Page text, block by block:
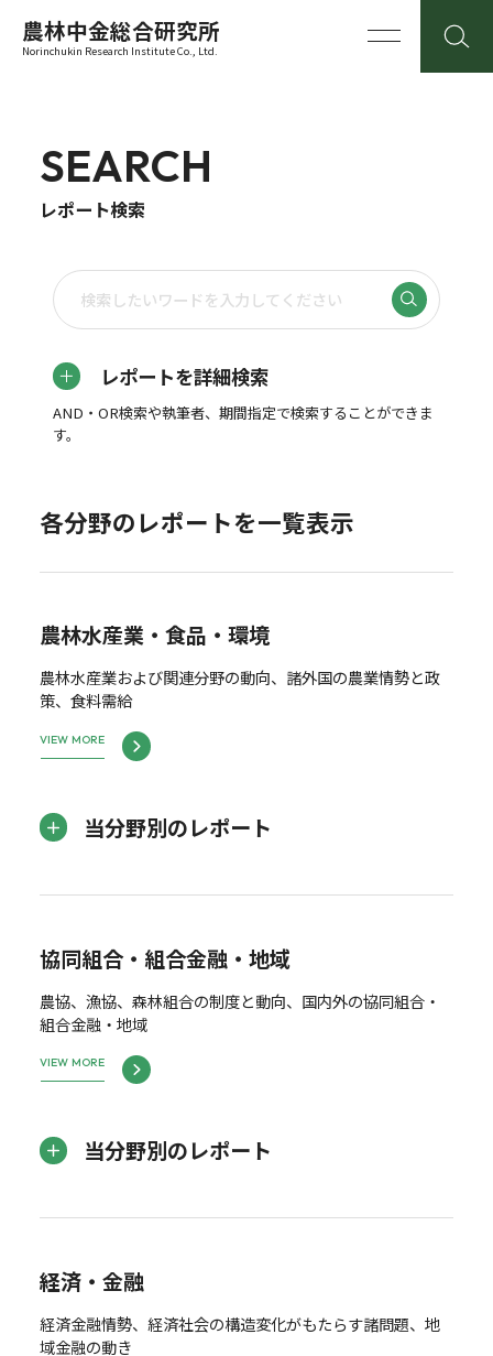
農林中金総合研究所
Norinchukin Research Institute Co., Ltd.
SEARCH
レポート検索
レポートを詳細検索
AND・OR検索や執筆者、期間指定で検索することができま
す。
各分野のレポートを一覧表示
農林水産業・食品・環境
農林水産業および関連分野の動向、諸外国の農業情勢と政
策、食料需給
VIEW MORE
当分野別のレポート
協同組合・組合金融・地域
農協、漁協、森林組合の制度と動向、国内外の協同組合・
組合金融・地域
VIEW MORE
当分野別のレポート
経済・金融
経済金融情勢、経済社会の構造変化がもたらす諸問題、地
域金融の動き